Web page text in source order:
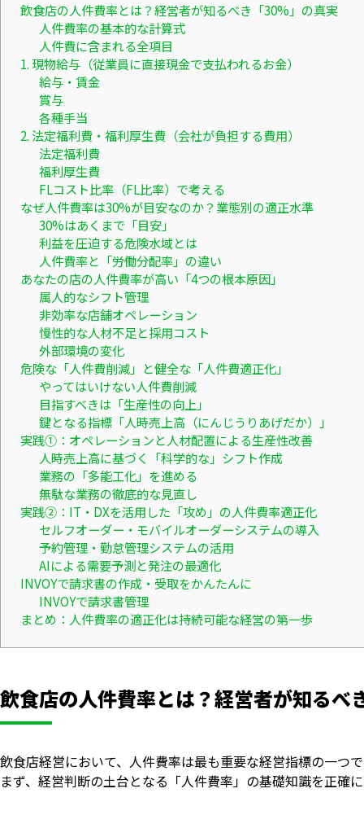
飲食店の人件費率とは？経営者が知るべき「30%」の真実
人件費率の基本的な計算式
人件費に含まれる全項目
1. 現物給与（従業員に直接現金で支払われるお金）
給与・賃金
賞与
各種手当
2. 法定福利費・福利厚生費（会社が負担する費用）
法定福利費
福利厚生費
FLコスト比率（FL比率）で考える
なぜ人件費率は30%が目安なのか？業態別の適正水準
30%はあくまで「目安」
利益を圧迫する危険水域とは
人件費率と「労働分配率」の違い
あなたの店の人件費率が高い「4つの根本原因」
属人的なシフト管理
非効率な店舗オペレーション
慢性的な人材不足と採用コスト
外部環境の変化
危険な「人件費削減」と健全な「人件費適正化」
やってはいけない人件費削減
目指すべきは「生産性の向上」
鍵となる指標「人時売上高（にんじうりあげだか）」
実践①：オペレーションと人材配置による生産性改善
人時売上高に基づく「科学的な」シフト作成
業務の「多能工化」を進める
無駄な業務の徹底的な見直し
実践②：IT・DXを活用した「攻め」の人件費率適正化
セルフオーダー・モバイルオーダーシステムの導入
予約管理・勤怠管理システムの活用
AIによる需要予測と発注の最適化
INVOYで請求書の作成・受取をかんたんに
INVOYで請求書管理
まとめ：人件費率の適正化は持続可能な経営の第一歩
飲食店の人件費率とは？経営者が知るべ
飲食店経営において、人件費率は最も重要な経営指標の一つ
まず、経営判断の土台となる「人件費率」の基礎知識を正確